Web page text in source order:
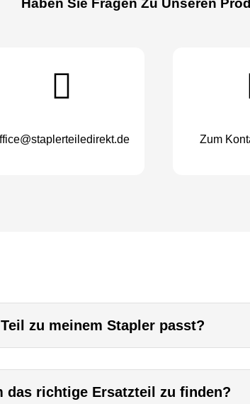
Zum
zu meinem Stapler passt?
das richtige Ersatzteil zu finden?